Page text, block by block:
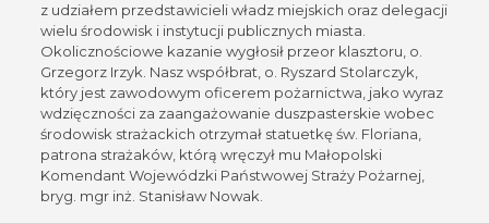
z udziałem przedstawicieli władz miejskich oraz delegacji
wielu środowisk i instytucji publicznych miasta.
Okolicznościowe kazanie wygłosił przeor klasztoru, o.
Grzegorz Irzyk. Nasz współbrat, o. Ryszard Stolarczyk,
który jest zawodowym oficerem pożarnictwa, jako wyraz
wdzięczności za zaangażowanie duszpasterskie wobec
środowisk strażackich otrzymał statuetkę św. Floriana,
patrona strażaków, którą wręczył mu Małopolski
Komendant Wojewódzki Państwowej Straży Pożarnej,
bryg. mgr inż. Stanisław Nowak.